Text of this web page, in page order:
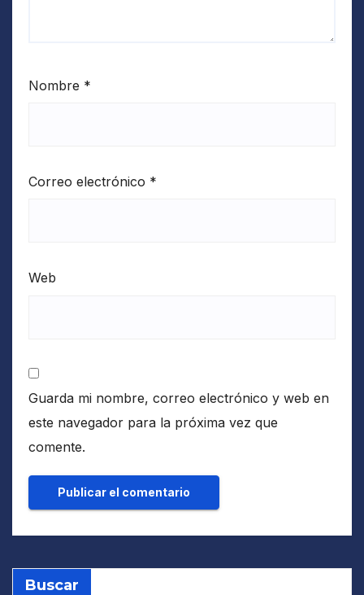
Nombre *
Correo electrónico *
Web
Guarda mi nombre, correo electrónico y web en
este navegador para la próxima vez que
comente.
Buscar